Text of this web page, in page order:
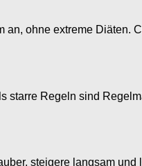
ohne extreme Diäten.
starre Regeln sind
steigere langsam und